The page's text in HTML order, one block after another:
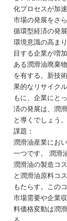
化プロセスが加
市場の発展をさ
循環型経済の発
環境意識の高ま
目する企業が増
ある潤滑油廃棄
を有する。新技
果的なリサイク
もに、企業にと
済の発展は、潤
と導くでしょう。
課題：
潤滑油産業にお
一つです。 潤滑
潤滑油の製造コ
と潤滑油原料コ
もたらす。この
市場需要や企業
料価格変動は潤